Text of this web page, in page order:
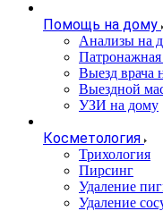
Помощь на дому
Анализы на
Выезд врача
Выездной
УЗИ на дому
Косметология
Трихология
Пирсинг
Удаление
Удаление